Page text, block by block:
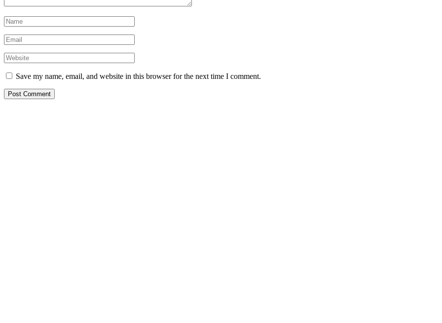
Save my name, email, and website in this browser for the next time I comment.